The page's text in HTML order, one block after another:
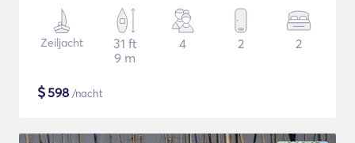
Zeiljacht
31 ft
9 m
4 2 2
$598 /nacht